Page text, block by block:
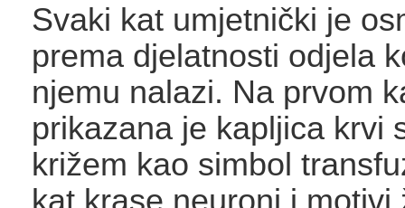
Svaki kat umjetnički je
prema djelatnosti odjela
njemu nalazi. Na prvom
prikazana je kapljica krvi
križem kao simbol